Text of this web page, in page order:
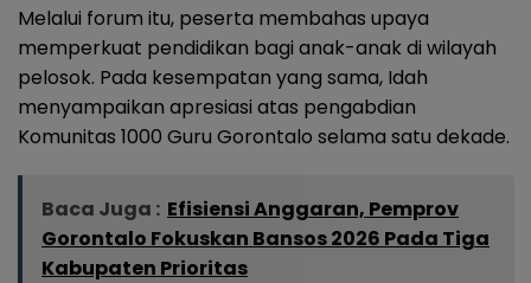
Melalui forum itu, peserta membahas upaya
memperkuat pendidikan bagi anak-anak di wilayah
pelosok. Pada kesempatan yang sama, Idah
menyampaikan apresiasi atas pengabdian
Komunitas 1000 Guru Gorontalo selama satu dekade.
Baca Juga : Efisiensi Anggaran, Pemprov
Gorontalo Fokuskan Bansos 2026 Pada Tiga
Kabupaten Prioritas